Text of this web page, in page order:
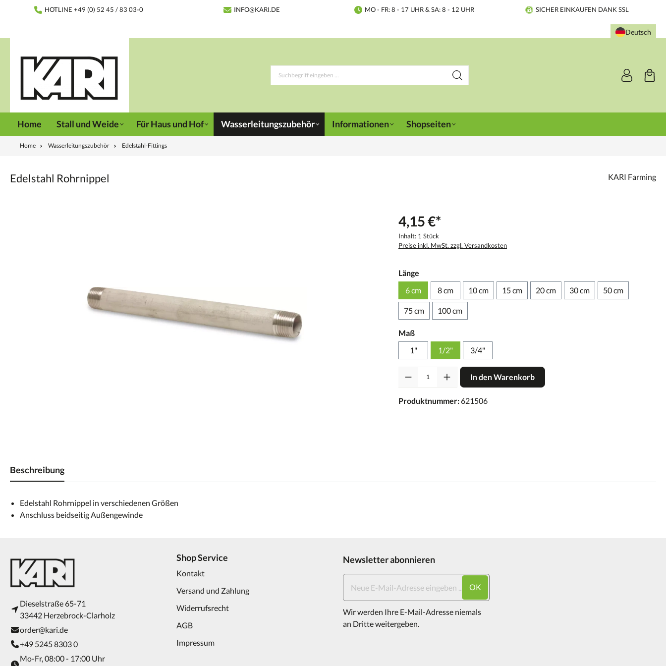
springenHOTLINE +49 (0) 52 45 / 83 03-0 INFO@KARI.DE MO - FR: 8 - 17 UHR & SA: 8 - 12 UHR SICHER EINKAUFEN DANK SSL
Deutsch
Home Stall und Weide Für Haus und Hof Wasserleitungszubehör Informationen Shopseiten
Home Wasserleitungszubehör Edelstahl-Fittings
Edelstahl Rohrnippel KARI Farming
4,15 €*
Inhalt: 1 Stück
Preise inkl. MwSt. zzgl. Versandkosten
Länge
6 cm
8 cm 10 cm 15 cm 20 cm 30 cm 50 cm
75 cm 100 cm
Maß
1"
1/2" 3/4"
In den Warenkorb
Produktnummer:621506
Beschreibung
Edelstahl Rohrnippel in verschiedenen Größen
Anschluss beidseitig Außengewinde
Dieselstraße 65-71
33442 Herzebrock-Clarholz
order@kari.de
+49 5245 8303 0
Mo-Fr, 08:00 - 17:00 Uhr
Shop Service
Kontakt
Versand und Zahlung
Widerrufsrecht
AGB
Impressum
Newsletter abonnieren
OK
Wir werden Ihre E-Mail-Adresse niemals
an Dritte weitergeben.